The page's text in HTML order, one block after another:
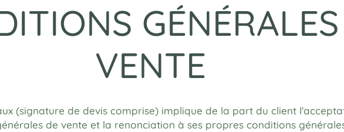
VENTE
(signature de devis comprise) implique de la part du client
de vente et la renonciation à ses propres conditions